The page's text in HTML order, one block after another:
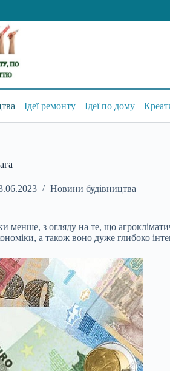
Ідеї ремонту Ідеї по дому
Новини будівництва
менше, з огляду на те, що
а також воно дуже глибоко